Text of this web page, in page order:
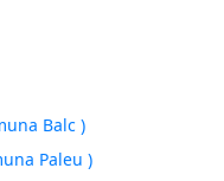
Balc )
Paleu )